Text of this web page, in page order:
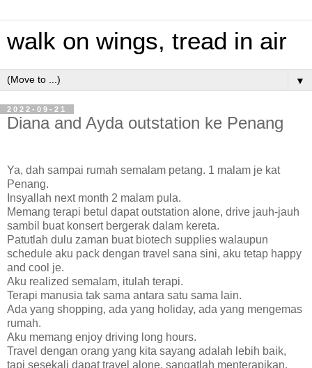
walk on wings, tread in air
▼
2022-09-21
Diana and Ayda outstation ke Penang
Ya, dah sampai rumah semalam petang. 1 malam je kat
Penang.
Insyallah next month 2 malam pula.
Memang terapi betul dapat outstation alone, drive jauh-jauh
sambil buat konsert bergerak dalam kereta.
Patutlah dulu zaman buat biotech supplies walaupun
schedule aku pack dengan travel sana sini, aku tetap happy
and cool je.
Aku realized semalam, itulah terapi.
Terapi manusia tak sama antara satu sama lain.
Ada yang shopping, ada yang holiday, ada yang mengemas
rumah.
Aku memang enjoy driving long hours.
Travel dengan orang yang kita sayang adalah lebih baik,
tapi sesekali dapat travel alone, sangatlah menterapikan.